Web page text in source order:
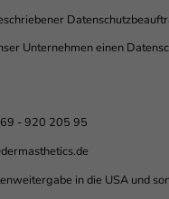
Unternehmen einen
- 920 205 95
in die USA und